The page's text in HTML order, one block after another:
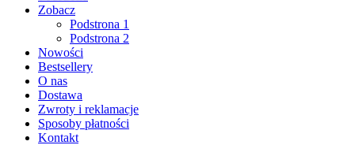
Zobacz
Podstrona 1
Podstrona 2
Nowości
Bestsellery
O nas
Dostawa
Zwroty i reklamacje
Sposoby płatności
Kontakt